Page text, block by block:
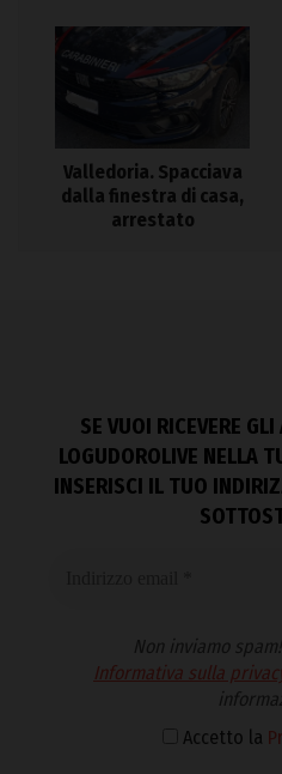
Valledoria. Spacciava
dalla finestra di casa,
arrestato
SE VUOI RICEVERE
LOGUDOROLIVE NELLA
INSERISCI IL TUO
Non inviamo
Informativa sulla
Accetto la